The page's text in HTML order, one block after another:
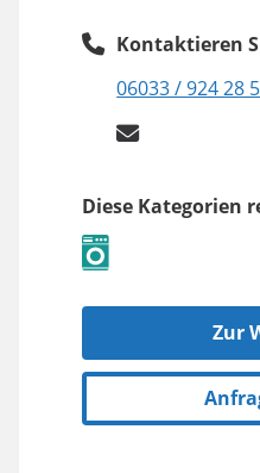
Kontaktieren
06033 / 924 28
Diese Kategorien
Zur